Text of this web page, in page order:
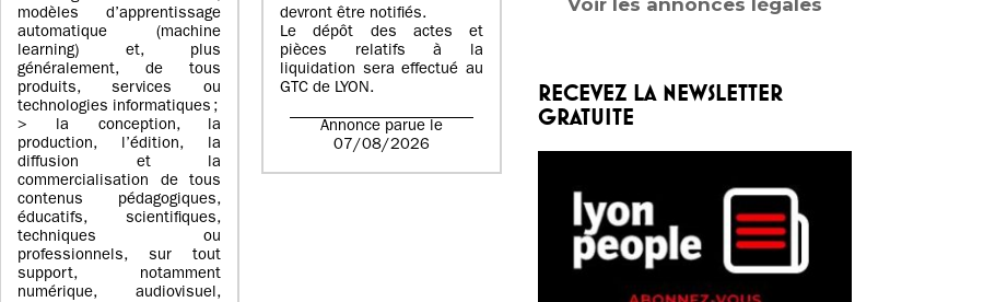
modèles d’apprentissage
automatique (machine
learning) et, plus
généralement, de tous
produits, services ou
technologies informatiques ;
> la conception, la
production, l’édition, la
diffusion et la
commercialisation de tous
contenus pédagogiques,
éducatifs, scientifiques,
techniques ou
professionnels, sur tout
support, notamment
numérique, audiovisuel,
devront être notifiés.
Le dépôt des actes et
pièces relatifs à la
liquidation sera effectué au
GTC de LYON.
Annonce parue le
07/08/2026
Voir les annonces légales
RECEVEZ LA NEWSLETTER
GRATUITE